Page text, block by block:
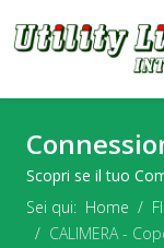
Scopri se il tuo
Sei qui: Home
CALIMERA -